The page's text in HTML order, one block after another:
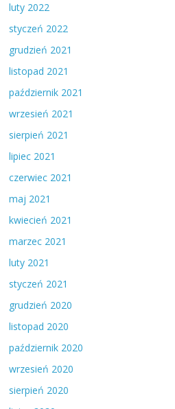
luty 2022
styczeń 2022
grudzień 2021
listopad 2021
październik 2021
wrzesień 2021
sierpień 2021
lipiec 2021
czerwiec 2021
maj 2021
kwiecień 2021
marzec 2021
luty 2021
styczeń 2021
grudzień 2020
listopad 2020
październik 2020
wrzesień 2020
sierpień 2020